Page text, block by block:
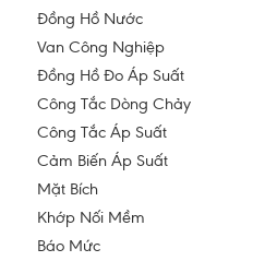
Đồng Hồ Nước
Van Công Nghiệp
Đồng Hồ Đo Áp Suất
Công Tắc Dòng Chảy
Công Tắc Áp Suất
Cảm Biến Áp Suất
Mặt Bích
Khớp Nối Mềm
Báo Mức